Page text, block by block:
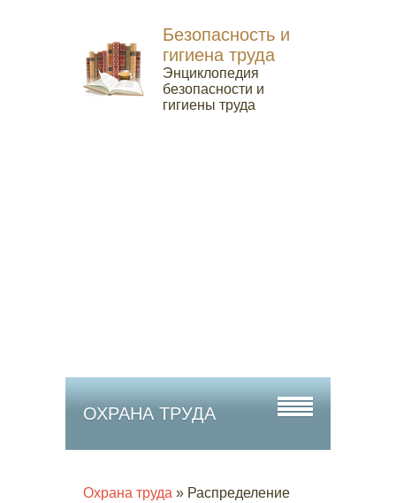
Безопасность и
гигиена труда
Энциклопедия
безопасности и
гигиены труда
ОХРАНА ТРУДА
Охрана труда » Распределение